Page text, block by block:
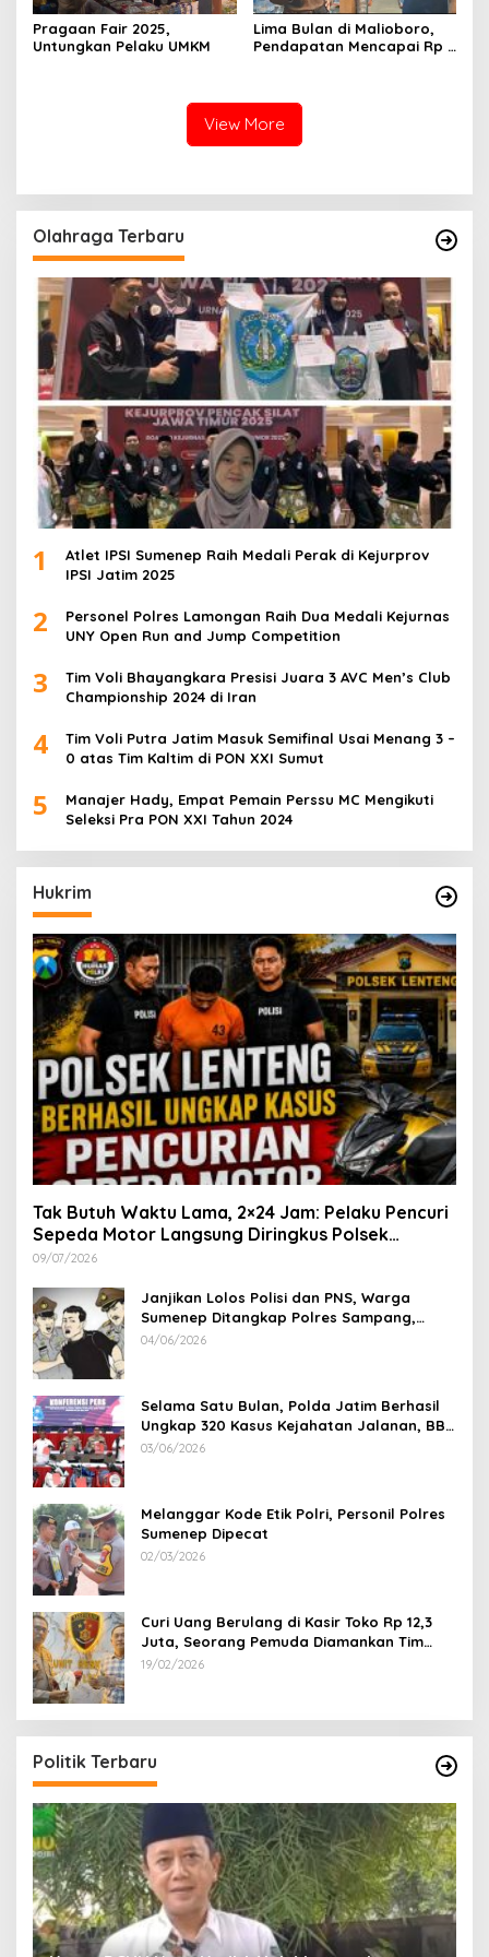
Pragaan Fair 2025,
Untungkan Pelaku UMKM
Lima Bulan di Malioboro,
Pendapatan Mencapai Rp 7
View More
Olahraga Terbaru
1
Atlet IPSI Sumenep Raih Medali Perak di Kejurprov
IPSI Jatim 2025
2
Personel Polres Lamongan Raih Dua Medali Kejurnas
UNY Open Run and Jump Competition
3
Tim Voli Bhayangkara Presisi Juara 3 AVC Men’s Club
Championship 2024 di Iran
4
Tim Voli Putra Jatim Masuk Semifinal Usai Menang 3 –
0 atas Tim Kaltim di PON XXI Sumut
5
Manajer Hady, Empat Pemain Perssu MC Mengikuti
Seleksi Pra PON XXI Tahun 2024
Hukrim
Tak Butuh Waktu Lama, 2×24 Jam: Pelaku Pencuri
Sepeda Motor Langsung Diringkus Polsek
Lenteng di Wilayah Manding
09/07/2026
Janjikan Lolos Polisi dan PNS, Warga
Sumenep Ditangkap Polres Sampang,
Korban Rugi Rp 600 juta
04/06/2026
Selama Satu Bulan, Polda Jatim Berhasil
Ungkap 320 Kasus Kejahatan Jalanan, BB
100 Sepeda Motor dan 12 Mobil Diamankan
03/06/2026
Melanggar Kode Etik Polri, Personil Polres
Sumenep Dipecat
02/03/2026
Curi Uang Berulang di Kasir Toko Rp 12,3
Juta, Seorang Pemuda Diamankan Tim
Reskrim Polsek Lenteng Sumenep
19/02/2026
Politik Terbaru